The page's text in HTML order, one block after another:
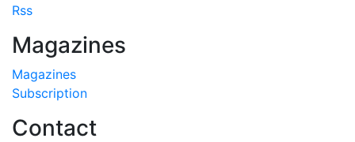
Rss
Magazines
Magazines
Subscription
Contact